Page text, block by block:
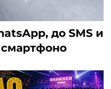
до SMS и
смартфоно